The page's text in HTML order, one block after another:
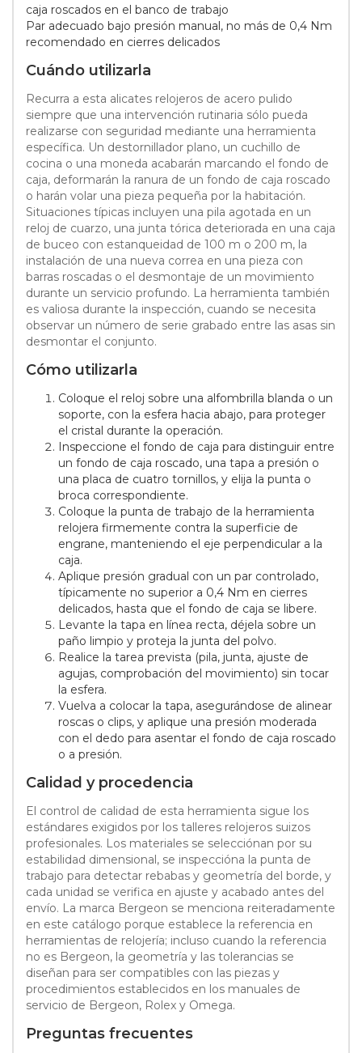
caja roscados en el banco de trabajo
Par adecuado bajo presión manual, no más de 0,4 Nm
recomendado en cierres delicados
Cuándo utilizarla
Recurra a esta alicates relojeros de acero pulido
siempre que una intervención rutinaria sólo pueda
realizarse con seguridad mediante una herramienta
específica. Un destornillador plano, un cuchillo de
cocina o una moneda acabarán marcando el fondo de
caja, deformarán la ranura de un fondo de caja roscado
o harán volar una pieza pequeña por la habitación.
Situaciones típicas incluyen una pila agotada en un
reloj de cuarzo, una junta tórica deteriorada en una caja
de buceo con estanqueidad de 100 m o 200 m, la
instalación de una nueva correa en una pieza con
barras roscadas o el desmontaje de un movimiento
durante un servicio profundo. La herramienta también
es valiosa durante la inspección, cuando se necesita
observar un número de serie grabado entre las asas sin
desmontar el conjunto.
Cómo utilizarla
Coloque el reloj sobre una alfombrilla blanda o un
soporte, con la esfera hacia abajo, para proteger
el cristal durante la operación.
Inspeccione el fondo de caja para distinguir entre
un fondo de caja roscado, una tapa a presión o
una placa de cuatro tornillos, y elija la punta o
broca correspondiente.
Coloque la punta de trabajo de la herramienta
relojera firmemente contra la superficie de
engrane, manteniendo el eje perpendicular a la
caja.
Aplique presión gradual con un par controlado,
típicamente no superior a 0,4 Nm en cierres
delicados, hasta que el fondo de caja se libere.
Levante la tapa en línea recta, déjela sobre un
paño limpio y proteja la junta del polvo.
Realice la tarea prevista (pila, junta, ajuste de
agujas, comprobación del movimiento) sin tocar
la esfera.
Vuelva a colocar la tapa, asegurándose de alinear
roscas o clips, y aplique una presión moderada
con el dedo para asentar el fondo de caja roscado
o a presión.
Calidad y procedencia
El control de calidad de esta herramienta sigue los
estándares exigidos por los talleres relojeros suizos
profesionales. Los materiales se selecciónan por su
estabilidad dimensional, se inspeccióna la punta de
trabajo para detectar rebabas y geometría del borde, y
cada unidad se verifica en ajuste y acabado antes del
envío. La marca Bergeon se menciona reiteradamente
en este catálogo porque establece la referencia en
herramientas de relojería; incluso cuando la referencia
no es Bergeon, la geometría y las tolerancias se
diseñan para ser compatibles con las piezas y
procedimientos establecidos en los manuales de
servicio de Bergeon, Rolex y Omega.
Preguntas frecuentes